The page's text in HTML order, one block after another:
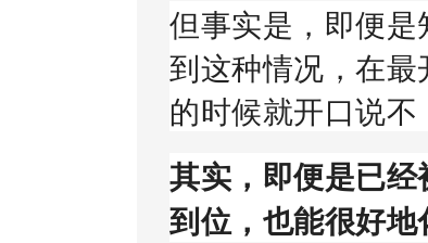
但事实是，即便
到这种情况，在
的时候就开口说不
其实，即便是已
到位，也能很好地